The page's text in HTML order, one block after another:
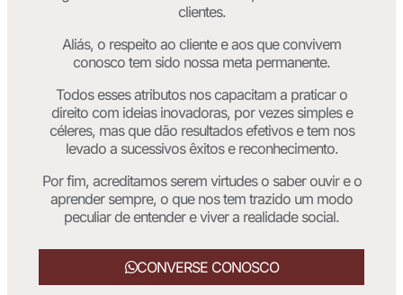
clientes.
Aliás, o respeito ao cliente e aos que convivem
conosco tem sido nossa meta permanente.
Todos esses atributos nos capacitam a praticar o
direito com ideias inovadoras, por vezes simples e
céleres, mas que dão resultados efetivos e tem nos
levado a sucessivos êxitos e reconhecimento.
Por fim, acreditamos serem virtudes o saber ouvir e o
aprender sempre, o que nos tem trazido um modo
peculiar de entender e viver a realidade social.
CONVERSE CONOSCO